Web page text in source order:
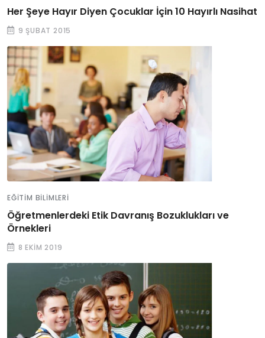
Her Şeye Hayır Diyen Çocuklar İçin 10 Hayırlı Nasihat
9 ŞUBAT 2015
EĞITIM BILIMLERI
Öğretmenlerdeki Etik Davranış Bozuklukları ve
Örnekleri
8 EKIM 2019